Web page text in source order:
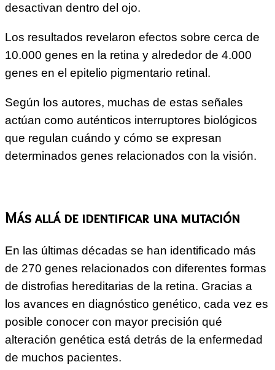
desactivan dentro del ojo.
Los resultados revelaron efectos sobre cerca de
10.000 genes en la retina y alrededor de 4.000
genes en el epitelio pigmentario retinal.
Según los autores, muchas de estas señales
actúan como auténticos interruptores biológicos
que regulan cuándo y cómo se expresan
determinados genes relacionados con la visión.
Más allá de identificar una mutación
En las últimas décadas se han identificado más
de 270 genes relacionados con diferentes formas
de distrofias hereditarias de la retina. Gracias a
los avances en diagnóstico genético, cada vez es
posible conocer con mayor precisión qué
alteración genética está detrás de la enfermedad
de muchos pacientes.